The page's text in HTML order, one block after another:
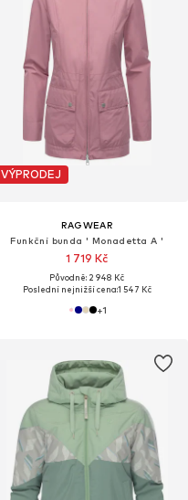
VÝPRODEJ
RAGWEAR
Funkční bunda ' Monadetta A '
1 719 Kč
Původně: 2 948 Kč
Poslední nejnižší cena:1 547 Kč
+1